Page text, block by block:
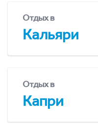
Отдых в
Кальяри
Отдых в
Капри